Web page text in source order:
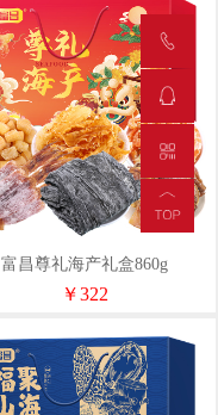
富昌尊礼海产礼盒860g
￥322